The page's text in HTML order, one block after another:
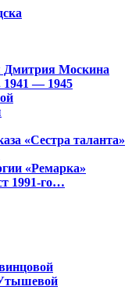
Дмитрия Москина
1941 — 1945
«Сестра таланта»
«Ремарка»
1991-го…